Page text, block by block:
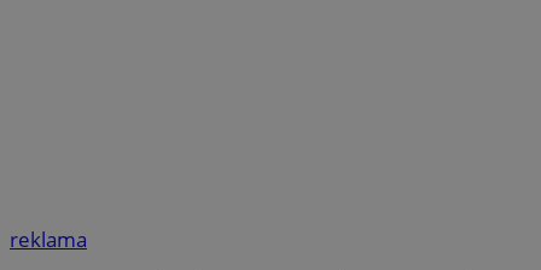
reklama